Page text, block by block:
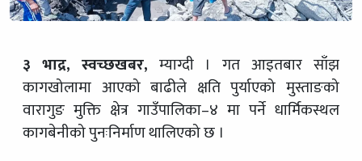
३ भाद्र, स्वच्छखबर, म्याग्दी । गत आइतबार साँझ
कागखोलामा आएको बाढीले क्षति पुर्याएको मुस्ताङको
वारागुङ मुक्ति क्षेत्र गाउँपालिका–४ मा पर्ने धार्मिकस्थल
कागबेनीको पुनःनिर्माण थालिएको छ ।